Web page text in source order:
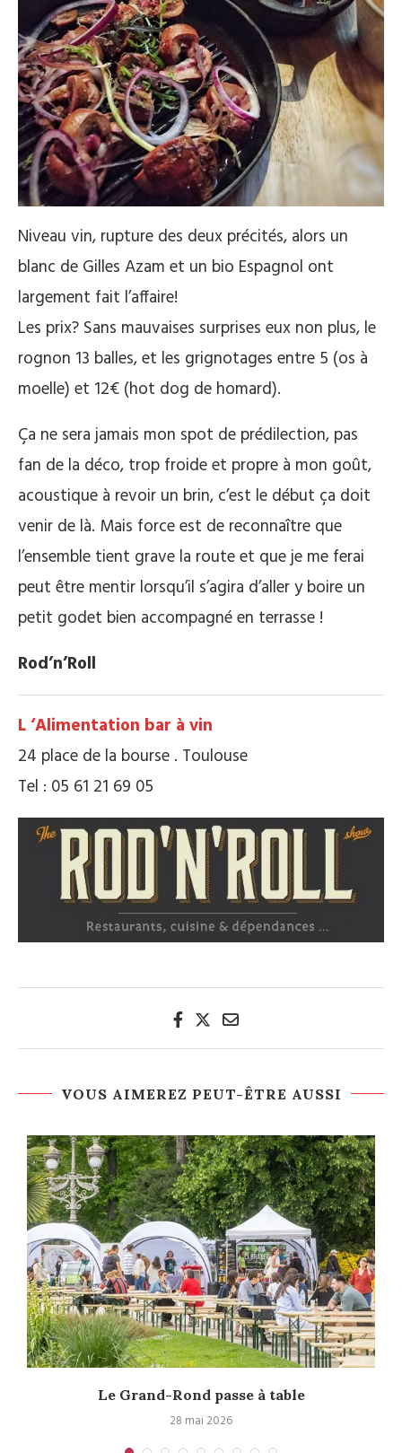
Niveau vin, rupture des deux précités, alors un
blanc de Gilles Azam et un bio Espagnol ont
largement fait l’affaire!
Les prix? Sans mauvaises surprises eux non plus, le
rognon 13 balles, et les grignotages entre 5 (os à
moelle) et 12€ (hot dog de homard).
Ça ne sera jamais mon spot de prédilection, pas
fan de la déco, trop froide et propre à mon goût,
acoustique à revoir un brin, c’est le début ça doit
venir de là. Mais force est de reconnaître que
l’ensemble tient grave la route et que je me ferai
peut être mentir lorsqu’il s’agira d’aller y boire un
petit godet bien accompagné en terrasse !
Rod’n’Roll
L ‘Alimentation bar à vin
24 place de la bourse . Toulouse
Tel : 05 61 21 69 05
VOUS AIMEREZ PEUT-ÊTRE AUSSI
Le Grand-Rond passe à table
28 mai 2026